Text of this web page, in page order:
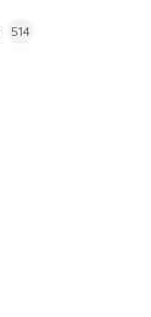
514